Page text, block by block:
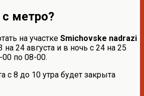
метро?
на участке Smichovske nadrazi
на 24 августа и в ночь с 24 на 25
00 по 08-00.
с 8 до 10 утра будет закрыта